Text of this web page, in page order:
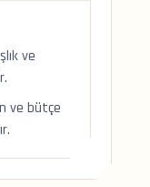
ve
ve bütçe